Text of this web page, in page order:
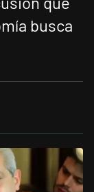
busca